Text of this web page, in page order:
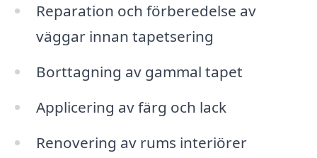
Reparation och förberedelse av
väggar innan tapetsering
Borttagning av gammal tapet
Applicering av färg och lack
Renovering av rums interiörer